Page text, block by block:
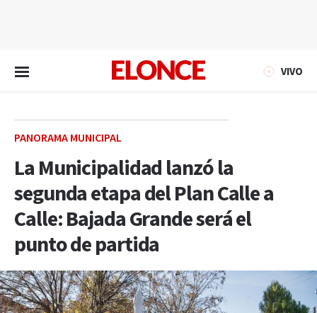
VIVO
PANORAMA MUNICIPAL
La Municipalidad lanzó la
segunda etapa del Plan Calle a
Calle: Bajada Grande será el
punto de partida